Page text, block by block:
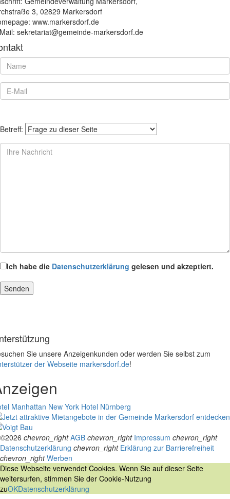
3, 02829 Markersdorf
www.markersdorf.de
sekretariat@gemeinde-markersdorf.de
Betreff:
Ich habe die Datenschutzerklärung gelesen und akzeptiert.
Sie unsere Anzeigenkunden oder werden Sie selbst zum
der Webseite markersdorf.de!
Manhattan New York Hotel Nürnberg
©2026 chevron_right AGB chevron_right Impressum chevron_right
Datenschutzerklärung chevron_right Erklärung zur Barrierefreiheit
chevron_right Werben
Diese Webseite verwendet Cookies. Wenn Sie auf dieser Seite
weitersurfen, stimmen Sie der Cookie-Nutzung
zuOKDatenschutzerklärung